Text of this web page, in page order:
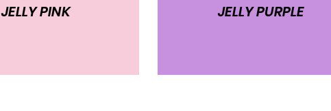
JELLY PINK JELLY PURPLE